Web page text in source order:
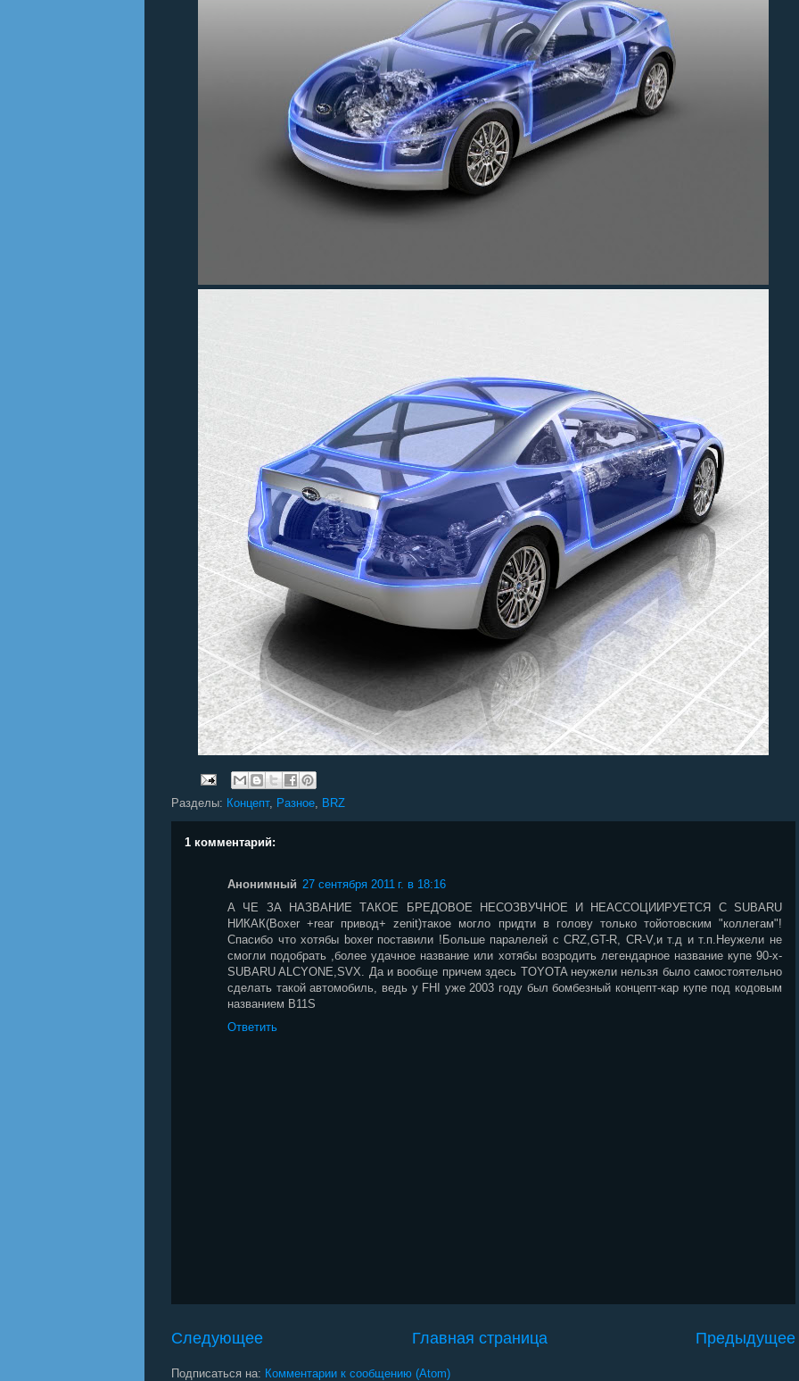
Разделы: Концепт, Разное, BRZ
1 комментарий:
Анонимный 27 сентября 2011 г. в 18:16
А ЧЕ ЗА НАЗВАНИЕ ТАКОЕ БРЕДОВОЕ НЕСОЗВУЧНОЕ И НЕАССОЦИИРУЕТСЯ С SUBARU
НИКАК(Boxer +rear привод+ zenit)такое могло придти в голову только тойотовским "коллегам"!
Спасибо что хотябы boxer поставили !Больше паралелей с CRZ,GT-R, CR-V,и т.д и т.п.Неужели не
смогли подобрать ,более удачное название или хотябы возродить легендарное название купе 90-х-
SUBARU ALCYONE,SVX. Да и вообще причем здесь TOYOTA неужели нельзя было самостоятельно
сделать такой автомобиль, ведь у FHI уже 2003 году был бомбезный концепт-кар купе под кодовым
названием B11S
Ответить
Следующее Предыдущее
Главная страница
Подписаться на: Комментарии к сообщению (Atom)